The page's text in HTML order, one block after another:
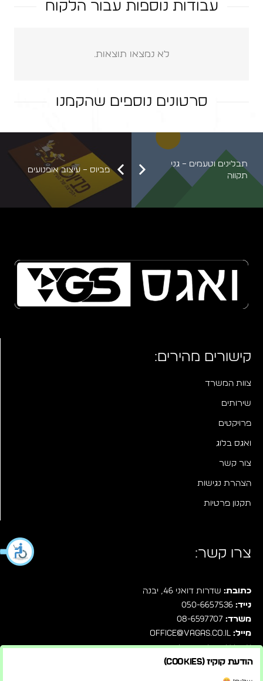
עבודות נוספות עבור הלקוח
לא נמצאו תוצאות.
סרטונים נוספים שהקמנו
ארץ ישראל יפה – עצמאות 67
אפטר אפקטס – ׳פביוס׳
פביוס – עיצוב אופנועים
תבלינים וטעמים – גני
תקווה
קישורים מהירים:
צוות המשרד
שירותים
פרויקטים
ואגס בלוג
צור קשר
הצהרת נגישות
תקנון פרטיות
צרו קשר:
כתובת: שדרות דואני 46, יבנה
נייד: 050-6657536
משרד: 08-6597707
מייל: office@vagas.co.il
עקבו אחרינו בפייסבוק
שלחו לנו הודעה ישירות בוואטסאפ
הודעת קוקיז (Cookies)